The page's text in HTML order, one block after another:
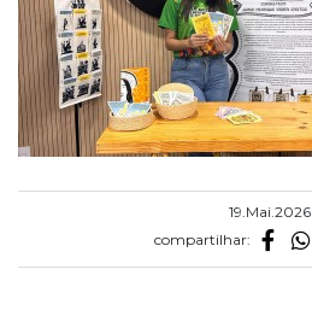
19.Mai.2026
compartilhar: